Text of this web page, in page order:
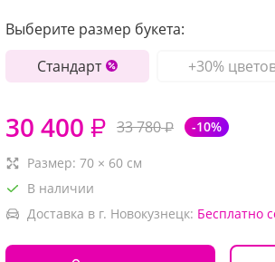
Выберите размер букета:
Стандарт
+30%
30 400 ₽ 33 780₽ -10%
Размер: 70 × 60 см
В наличии
Доставка в г. Новокузнецк: Бесплатно